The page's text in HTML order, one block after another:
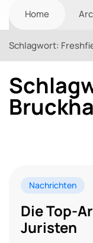
Home
Schlagwort:
Nachrichten
Die Top-
Juristen